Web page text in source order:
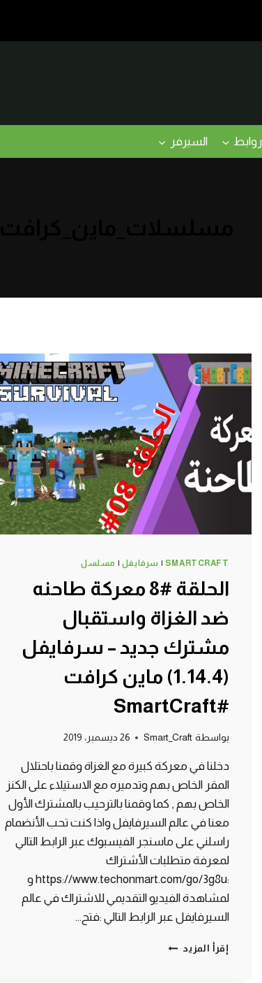
روابط السيرفر
SMARTCRAFT
| سرفايفل | مسلسل
الحلقة #8 معركة طاحنه
ضد الغزاة واستقبال
مشترك جديد – سرفايفل
(1.14.4) ماين كرافت
#SmartCraft
بواسطة Smart_Craft 26 ديسمبر، 2019
دخلنا في معركة كبيرة مع الغزاة وقمنا باحتلال
المقر الخاص بهم وتدميره مع الاستيلاء على الكنز
الخاص بهم , كما وقمنا بالترحيب بالمشترك الأول
معنا في عالم السيرفايفل واذا كنت تحب الأنضمام
راسلني على ماسنجر الفيسبوك عبر الرابط التالي
لمعرفة متطلبات الأشتراك
:https://www.techonmart.com/go/3g8u و
لمشاهدة الفيديو التقديمي للاشتراك في عالم
السيرفايفل عبر الرابط التالي :فتح…
إقرأ المزيد الحلقة